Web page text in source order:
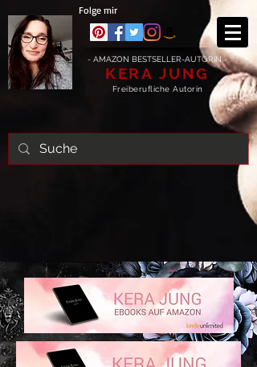
- AMAZON BESTSELLER-AUTORIN -
KERA JUNG
Freiberufliche Autorin
Folge mir